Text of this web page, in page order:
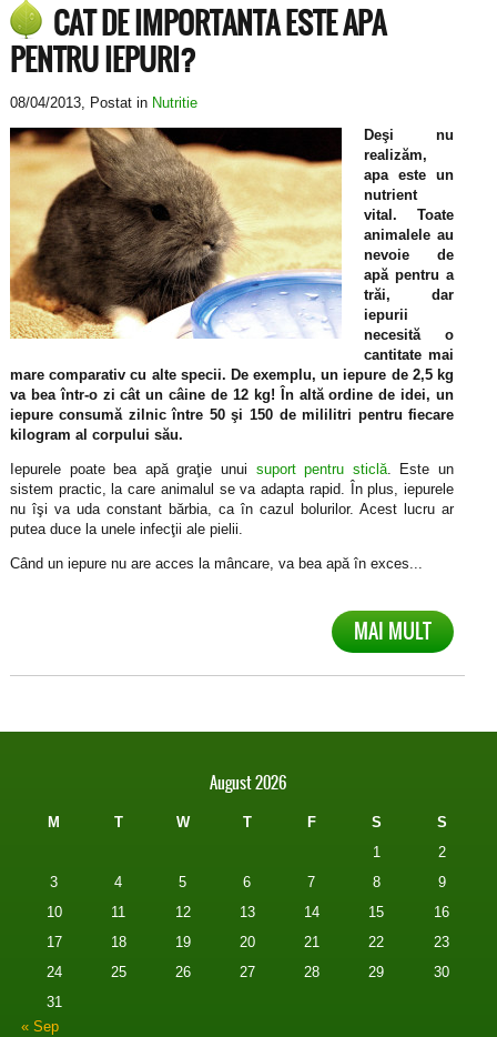
CAT DE IMPORTANTA ESTE APA
PENTRU IEPURI?
08/04/2013, Postat in Nutritie
Deşi nu
realizăm,
apa este un
nutrient
vital. Toate
animalele au
nevoie de
apă pentru a
trăi, dar
iepurii
necesită o
cantitate mai
mare comparativ cu alte specii. De exemplu, un iepure de 2,5 kg
va bea într-o zi cât un câine de 12 kg! În altă ordine de idei, un
iepure consumă zilnic între 50 şi 150 de mililitri pentru fiecare
kilogram al corpului său.
Iepurele poate bea apă graţie unui suport pentru sticlă. Este un
sistem practic, la care animalul se va adapta rapid. În plus, iepurele
nu îşi va uda constant bărbia, ca în cazul bolurilor. Acest lucru ar
putea duce la unele infecţii ale pielii.
Când un iepure nu are acces la mâncare, va bea apă în exces...
MAI MULT
August 2026
M T W T F S
S
1
2
3
4 5 6 7 8
9
10
11 12 13 14 15
16
17
18 19 20 21 22
23
24
25 26 27 28 29
30
31
« Sep